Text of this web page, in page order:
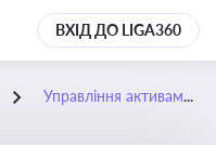
ВХІД ДО LIGA360
Управління активами